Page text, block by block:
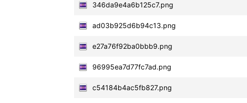
346da9e4a6b125c7.png
ad03b925d6b94c13.png
e27a76f92ba0bbb9.png
96995ea7d77fc7ad.png
c54184b4ac5fb827.png